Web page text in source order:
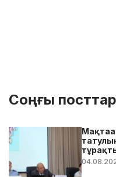
Соңғы посттар